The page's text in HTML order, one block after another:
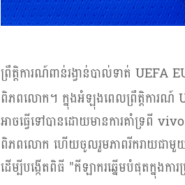
ព្រឹត្តិការណ៍ពាន់រង្វាន់បាល់ទាត់ UEFA
ពិភពលោក។ ក្នុងអំឡុងពេលព្រឹត្តិការណ៍
អាចធ្វើទៅបានដោយមានការគាំទ្រពី vivo
ពិភពលោក ហើយចូលរួមភាពរីករាយជាមួយ
ដើម្បីបង្កើតពិធី "កីឡាករឆ្នើមបំផុតក្នុង